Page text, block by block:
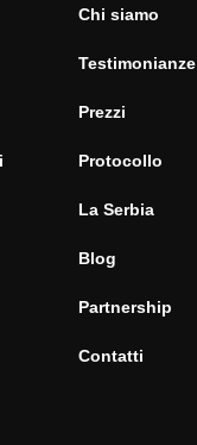
Chi siamo
Testimonianze
Prezzi
Protocollo
La Serbia
Blog
Partnership
Contatti